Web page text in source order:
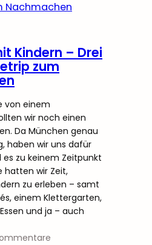
Kindern – Drei
zum
von einem
wir noch einen
Da München genau
haben wir uns dafür
zu keinem Zeitpunkt
hatten wir Zeit,
zu erleben – samt
einem Klettergarten,
und ja – auch